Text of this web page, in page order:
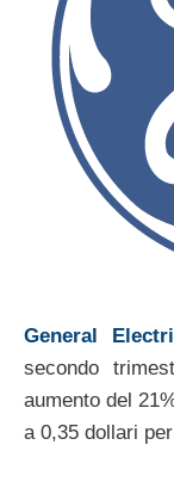
General
secondo
aumento del
a 0,35 dollari